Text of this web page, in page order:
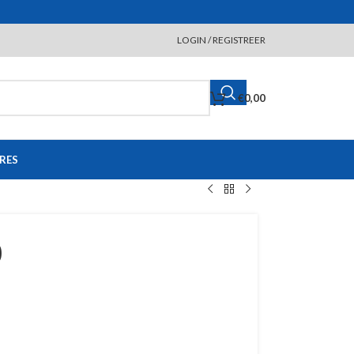
LOGIN / REGISTREER
€0,00